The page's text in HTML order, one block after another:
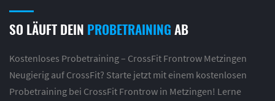
SO LÄUFT DEIN PROBETRAININGAB
Kostenloses Probetraining – CrossFit Frontrow Metzingen
Neugierig auf CrossFit? Starte jetzt mit einem kostenlosen
Probetraining bei CrossFit Frontrow in Metzingen! Lerne